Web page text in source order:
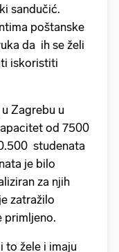
sandučić.
poštanske
da ih se želi
iskoristiti
Zagrebu u
od 7500
studenata
je bilo
za njih
zatražilo
primljeno.
to žele i imaju